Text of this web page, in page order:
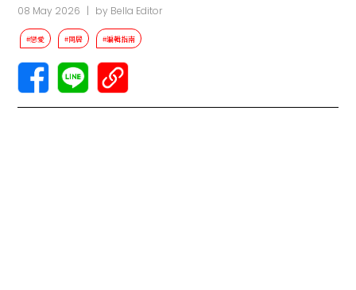
08 May 2026 | by Bella Editor
#戀愛 #同居 #編輯指南